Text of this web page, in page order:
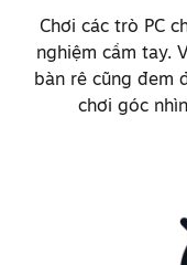
Cải thiện
biến chạm
Cải thiện
chạm cho
Thiết kế
độ trung
Chơi các trò PC
nghiệm cầm tay.
bàn rê cũng đem
chơi góc